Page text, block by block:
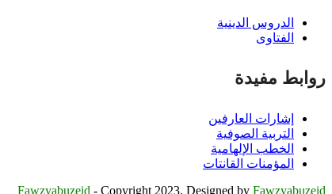
الدروس الدينية
الفتاوى
روابط مفيدة
إشارات العارفين
التربية الصوفية
الخطب الإلهامية
المؤمنات القانتات
Fawzyabuzeid - Copyright 2023. Designed by Fawzyabuzeid